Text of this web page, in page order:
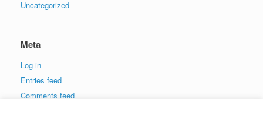
Uncategorized
Meta
Log in
Entries feed
Comments feed